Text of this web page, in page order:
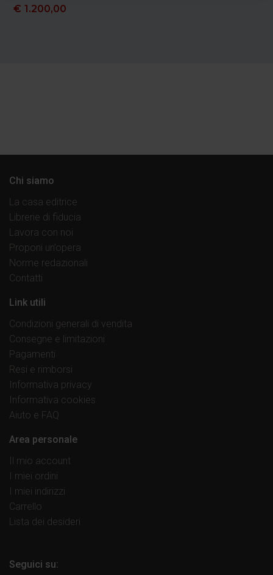
€ 1.200,00
Chi siamo
La casa editrice
Librerie di fiducia
Lavora con noi
Proponi un’opera
Norme redazionali
Contatti
Link utili
Condizioni generali di vendita
Consegne e limitazioni
Pagamenti
Resi e rimborsi
Informativa privacy
Informativa cookies
Aiuto e FAQ
Area personale
Il mio account
I miei ordini
I miei indirizzi
Carrello
Lista dei desideri
Seguici su: